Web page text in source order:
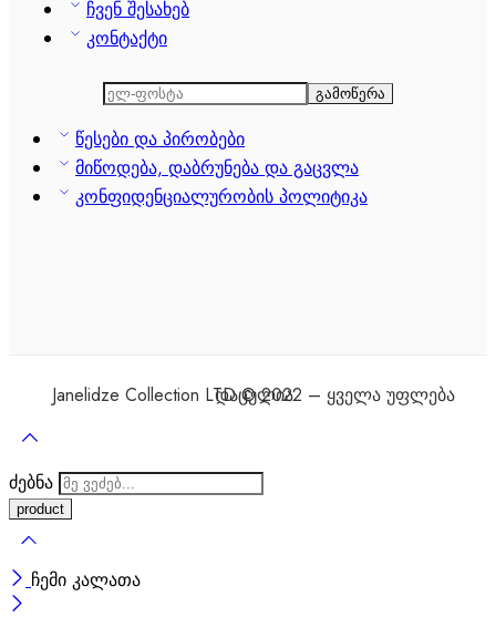
ჩვენ შესახებ
კონტაქტი
წესები და პირობები
მიწოდება, დაბრუნება და გაცვლა
კონფიდენციალურობის პოლიტიკა
Janelidze Collection LTD © 2022 – ყველა უფლება დაცულია
ძებნა
ჩემი კალათა